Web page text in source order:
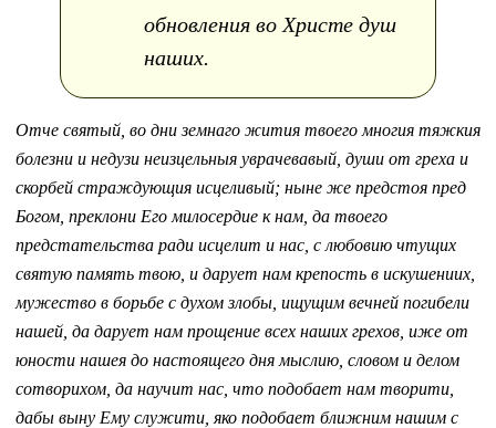
обновления во Христе душ
наших.
Отче святый, во дни земнаго жития твоего многия тяжкия
болезни и недузи неизцельныя уврачевавый, души от греха и
скорбей страждующия исцеливый; ныне же предстоя пред
Богом, преклони Его милосердие к нам, да твоего
предстательства ради исцелит и нас, с любовию чтущих
святую память твою, и дарует нам крепость в искушениих,
мужество в борьбе с духом злобы, ищущим вечней погибели
нашей, да дарует нам прощение всех наших грехов, иже от
юности нашея до настоящего дня мыслию, словом и делом
сотворихом, да научит нас, что подобает нам творити,
дабы выну Ему служити, яко подобает ближним нашим с